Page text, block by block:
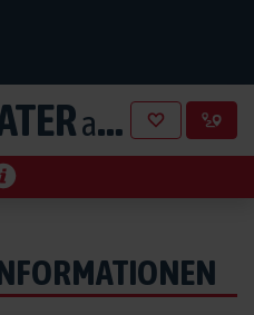
aus Wiener Neustadt